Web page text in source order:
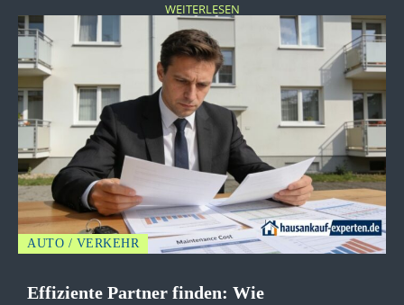
WEITERLESEN
AUTO / VERKEHR
Effiziente Partner finden: Wie